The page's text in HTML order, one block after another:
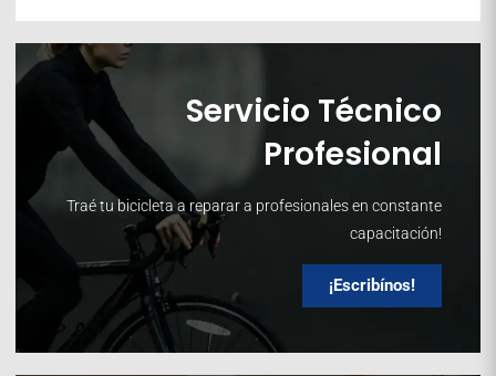
Servicio Técnico
Profesional
Traé tu bicicleta a reparar a profesionales en constante
capacitación!
¡Escribínos!